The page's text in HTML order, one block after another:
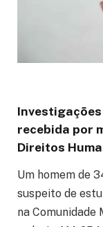
recebida por
Direitos
Um homem de
suspeito de
na Comunidade